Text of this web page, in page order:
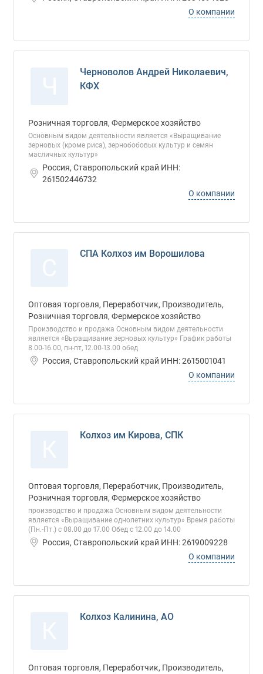
О компании
Черноволов Андрей Николаевич,
КФХ
Розничная торговля, Фермерское хозяйство
Основным видом деятельности является «Выращивание
зерновых (кроме риса), зернобобовых культур и семян
масличных культур»
Россия, Ставропольский край ИНН:
261502446732
О компании
СПА Колхоз им Ворошилова
Оптовая торговля, Переработчик, Производитель,
Розничная торговля, Фермерское хозяйство
Производство и продажа Основным видом деятельности
является «Выращивание зерновых культур» График работы
8.00-16.00, пн-пт, 12.00-13.00 обед
Россия, Ставропольский край ИНН: 2615001041
О компании
Колхоз им Кирова, СПК
Оптовая торговля, Переработчик, Производитель,
Розничная торговля, Фермерское хозяйство
производство и продажа Основным видом деятельности
является «Выращивание однолетних культур» Время работы
(Пн.-Пт.) с 08.00 до 17.00 Обед с 12.00 до 14.00
Россия, Ставропольский край ИНН: 2619009228
О компании
Колхоз Калинина, АО
Оптовая торговля, Переработчик, Производитель,